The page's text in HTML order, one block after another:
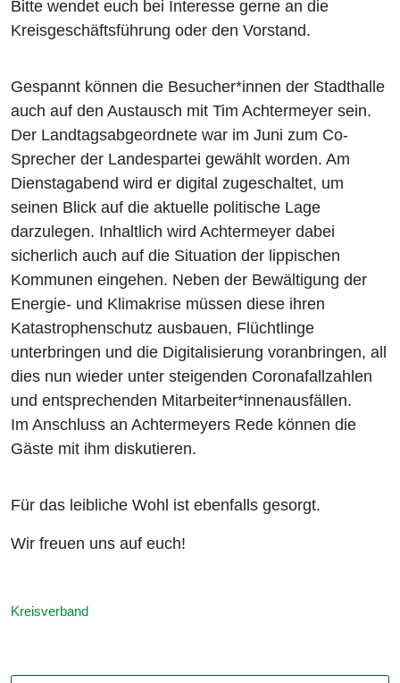
Bitte wendet euch bei Interesse gerne an die
Kreisgeschäftsführung oder den Vorstand.
Gespannt können die Besucher*innen der Stadthalle
auch auf den Austausch mit Tim Achtermeyer sein.
Der Landtagsabgeordnete war im Juni zum Co-
Sprecher der Landespartei gewählt worden. Am
Dienstagabend wird er digital zugeschaltet, um
seinen Blick auf die aktuelle politische Lage
darzulegen. Inhaltlich wird Achtermeyer dabei
sicherlich auch auf die Situation der lippischen
Kommunen eingehen. Neben der Bewältigung der
Energie- und Klimakrise müssen diese ihren
Katastrophenschutz ausbauen, Flüchtlinge
unterbringen und die Digitalisierung voranbringen, all
dies nun wieder unter steigenden Coronafallzahlen
und entsprechenden Mitarbeiter*innenausfällen.
Im Anschluss an Achtermeyers Rede können die
Gäste mit ihm diskutieren.
Für das leibliche Wohl ist ebenfalls gesorgt.
Wir freuen uns auf euch!
Kreisverband